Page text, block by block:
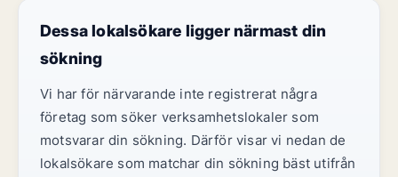
Dessa lokalsökare ligger närmast din
sökning
Vi har för närvarande inte registrerat några
företag som söker verksamhetslokaler som
motsvarar din sökning. Därför visar vi nedan de
lokalsökare som matchar din sökning bäst utifrån